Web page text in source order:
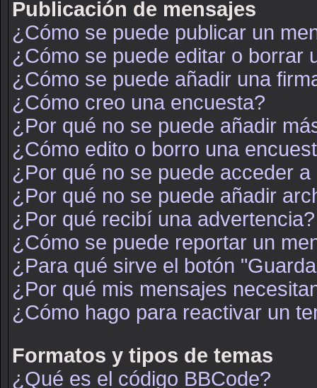
Publicación de mensajes
¿Cómo se puede publicar un
¿Cómo se puede editar o borrar
¿Cómo se puede añadir una
¿Cómo creo una encuesta?
¿Por qué no se puede añadir
¿Cómo edito o borro una
¿Por qué no se puede acceder a
¿Por qué no se puede añadir
¿Por qué recibí una advertencia?
¿Cómo se puede reportar un
¿Para qué sirve el botón
¿Por qué mis mensajes
¿Cómo hago para reactivar un
Formatos y tipos de temas
¿Qué es el código BBCode?